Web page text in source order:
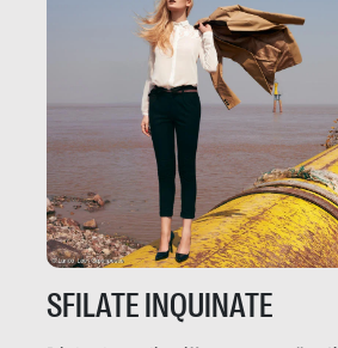
quale e come.
SFILATE INQUINATE